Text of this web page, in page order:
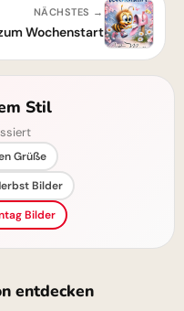
NÄCHSTES →
Wochenstart
Stil
Grüße
Bilder
Bilder
entdecken